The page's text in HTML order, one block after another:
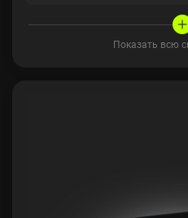
Показать всю